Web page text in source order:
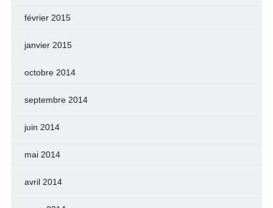
février 2015
janvier 2015
octobre 2014
septembre 2014
juin 2014
mai 2014
avril 2014